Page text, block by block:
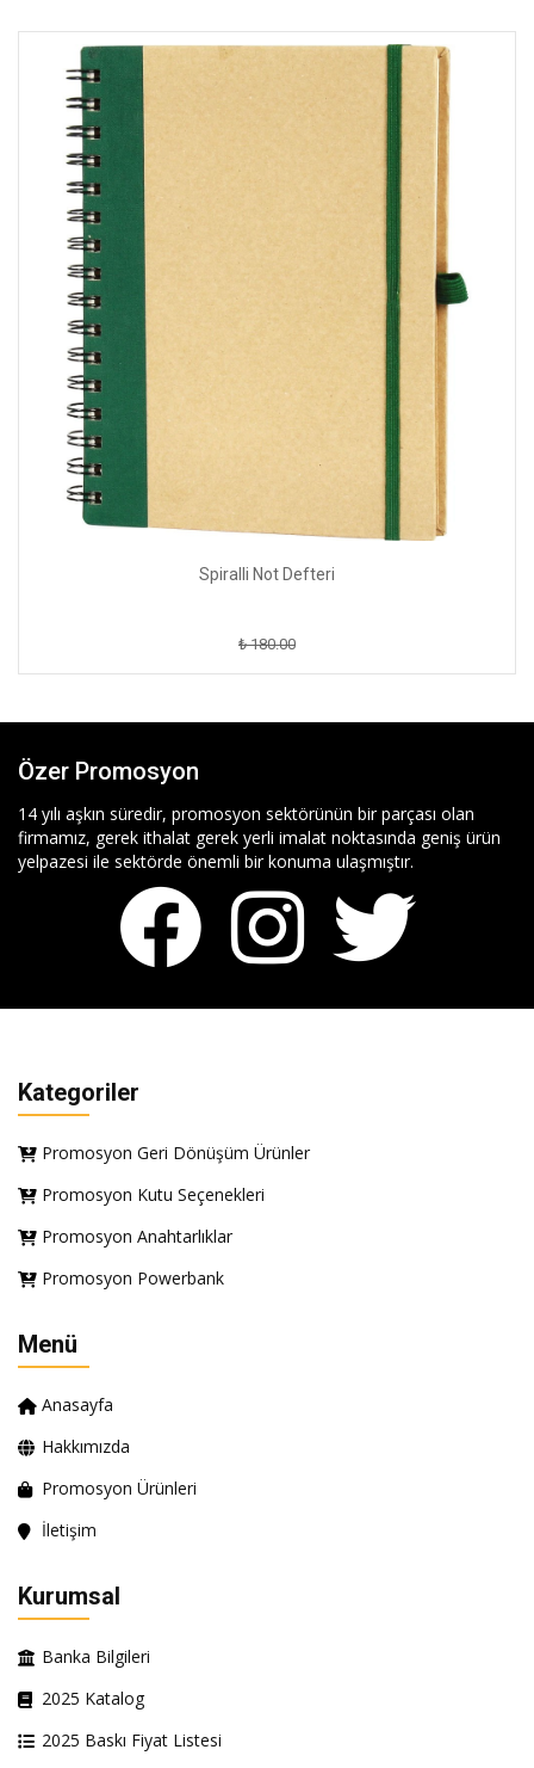
Spiralli Not Defteri
₺ 180.00
Özer Promosyon
14 yılı aşkın süredir, promosyon sektörünün bir parçası olan
firmamız, gerek ithalat gerek yerli imalat noktasında geniş ürün
yelpazesi ile sektörde önemli bir konuma ulaşmıştır.
Kategoriler
Promosyon Geri Dönüşüm Ürünler
Promosyon Kutu Seçenekleri
Promosyon Anahtarlıklar
Promosyon Powerbank
Menü
Anasayfa
Hakkımızda
Promosyon Ürünleri
İletişim
Kurumsal
Banka Bilgileri
2025 Katalog
2025 Baskı Fiyat Listesi